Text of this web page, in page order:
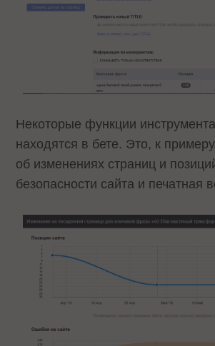
Некоторые функции
находятся в бете. Это, к
об изменениях страниц и
безопасности сайта и печатная